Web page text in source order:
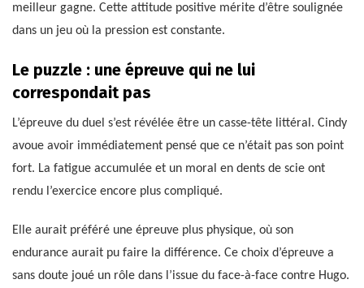
meilleur gagne. Cette attitude positive mérite d’être soulignée
dans un jeu où la pression est constante.
Le puzzle : une épreuve qui ne lui
correspondait pas
L’épreuve du duel s’est révélée être un casse-tête littéral. Cindy
avoue avoir immédiatement pensé que ce n’était pas son point
fort. La fatigue accumulée et un moral en dents de scie ont
rendu l’exercice encore plus compliqué.
Elle aurait préféré une épreuve plus physique, où son
endurance aurait pu faire la différence. Ce choix d’épreuve a
sans doute joué un rôle dans l’issue du face-à-face contre Hugo.